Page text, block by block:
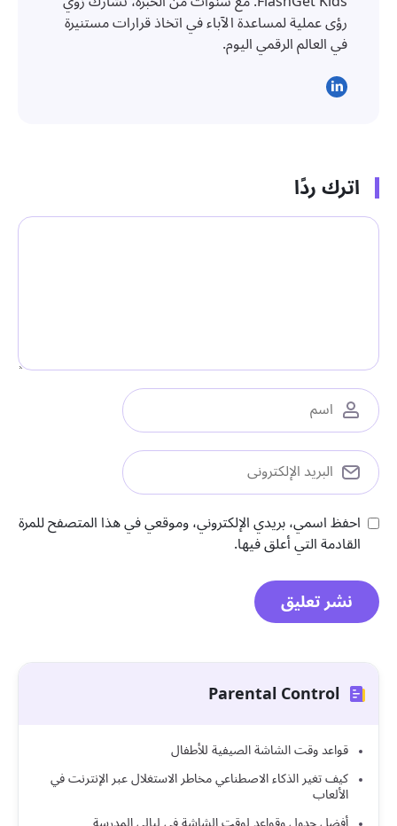
رؤى عملية لمساعدة الآباء في اتخاذ قرارات مستنيرة
في العالم الرقمي اليوم.
اترك ردًا
احفظ اسمي، بريدي الإلكتروني، وموقعي في هذا المتصفح للمرة
القادمة التي أعلق فيها.
Parental Control
قواعد وقت الشاشة الصيفية للأطفال
كيف تغير الذكاء الاصطناعي مخاطر الاستغلال عبر الإنترنت في
الألعاب